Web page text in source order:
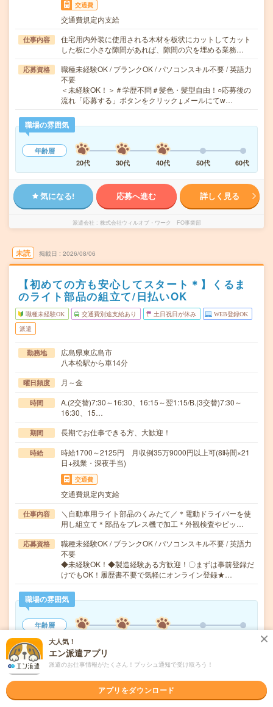
交通費
交通費規定内支給
仕事内容
住宅用内外装に使用される木材を板状にカットしてカット
した板に小さな隙間があれば、隙間の穴を埋める業務…
応募資格
職種未経験OK / ブランクOK / パソコンスキル不要 / 英語力
不要
＜未経験OK！＞＃学歴不問＃髪色・髪型自由！○応募後の
流れ「応募する」ボタンをクリック↓メールにてw…
職場の雰囲気
年齢層
20代
30代 40代 50代 60代
気になる! 応募へ進む 詳しく見る
派遣会社 株式会社ウィルオブ・ワーク FO事業部
未読 掲載日 2026/08/06
【初めての方も安心してスタート＊】くるま
のライト部品の組立て/日払いOK
職種未経験OK 交通費別途支給あり 土日祝日が休み WEB登録OK
派遣
勤務地
広島県東広島市
八本松駅から車14分
曜日頻度 月～金
時間
A.(2交替)7:30～16:30、16:15～翌1:15/B.(3交替)7:30～
16:30、15…
期間 長期でお仕事できる方、大歓迎！
時給
時給1700～2125円 月収例35万9000円以上可(8時間×21
日+残業・深夜手当)
交通費
交通費規定内支給
仕事内容
＼自動車用ライト部品のくみたて／＊電動ドライバーを使
用し組立て＊部品をプレス機で加工＊外観検査やピッ…
応募資格
職種未経験OK / ブランクOK / パソコンスキル不要 / 英語力
不要
◆未経験OK！◆製造経験ある方歓迎！〇まずは事前登録だ
けでもOK！履歴書不要で気軽にオンライン登録★…
職場の雰囲気
年齢層
気になる! 応募へ進む 詳しく見る
株式会社綜合キャリアオプション 製造事業部（全国）
大人気！
エン派遣アプリ
派遣のお仕事情報がたくさん！プッシュ通知で受け取ろう！
アプリをダウンロード